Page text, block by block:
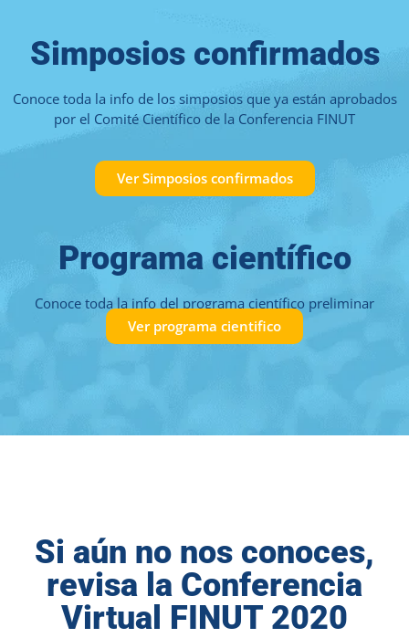
Simposios confirmados
Conoce toda la info de los simposios que ya están aprobados
por el Comité Científico de la Conferencia FINUT
Ver Simposios confirmados
Programa científico
Conoce toda la info del programa científico preliminar
Ver programa cientifico
Si aún no nos conoces,
revisa la Conferencia
Virtual FINUT 2020